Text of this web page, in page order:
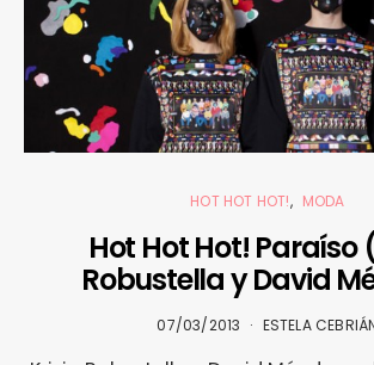
HOT HOT HOT! MODA
Hot Hot Hot! Paraíso
Robustella y David
07/03/2013 ESTELA